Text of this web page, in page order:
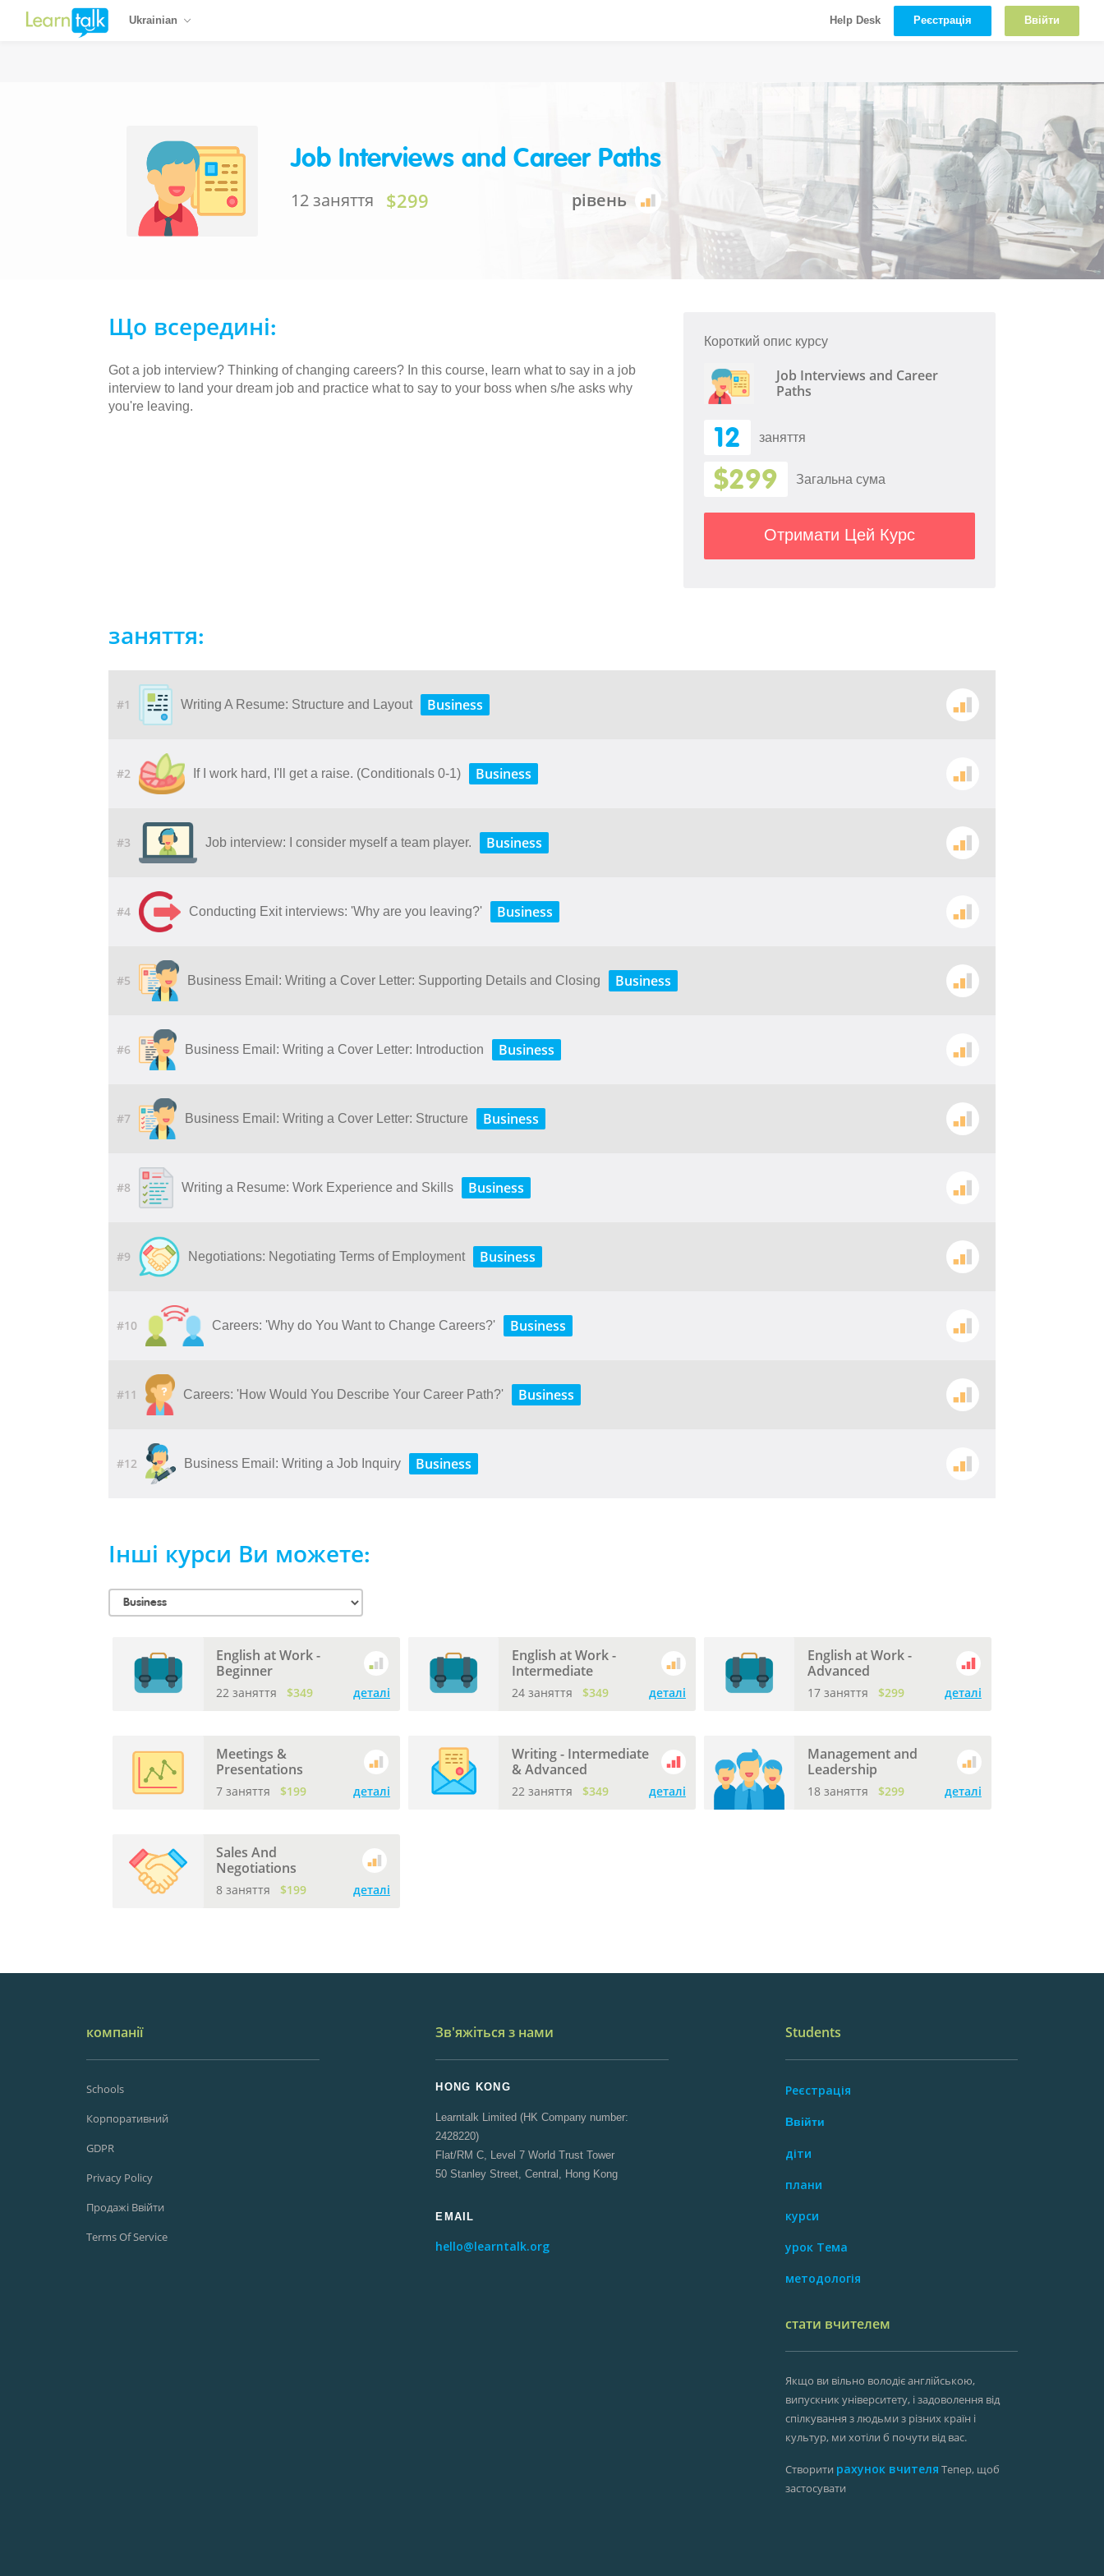
Ukrainian Help Desk Реєстрація Ввійти
Job Interviews and Career Paths
12 заняття $299 рівень
Що всередині:
Got a job interview? Thinking of changing careers? In this course, learn what to say in a job
interview to land your dream job and practice what to say to your boss when s/he asks why
you're leaving.
Короткий опис курсу
Job Interviews and Career
Paths
12 заняття
$299 Загальна сума
Отримати Цей Курс
заняття:
#1 Writing A Resume: Structure and Layout Business
#2 If I work hard, I'll get a raise. (Conditionals 0-1) Business
#3 Job interview: I consider myself a team player. Business
#4 Conducting Exit interviews: 'Why are you leaving?' Business
#5 Business Email: Writing a Cover Letter: Supporting Details and Closing Business
#6 Business Email: Writing a Cover Letter: Introduction Business
#7 Business Email: Writing a Cover Letter: Structure Business
#8 Writing a Resume: Work Experience and Skills Business
#9 Negotiations: Negotiating Terms of Employment Business
#10 Careers: 'Why do You Want to Change Careers?' Business
#11 Careers: 'How Would You Describe Your Career Path?' Business
#12 Business Email: Writing a Job Inquiry Business
Інші курси Ви можете:
English at Work -
Beginner
22 заняття $349 деталі
English at Work -
Intermediate
24 заняття $349 деталі
English at Work -
Advanced
17 заняття $299 деталі
Meetings &
Presentations
7 заняття $199 деталі
Writing - Intermediate
& Advanced
22 заняття $349 деталі
Management and
Leadership
18 заняття $299 деталі
Sales And
Negotiations
8 заняття $199 деталі
компанії
Schools
Корпоративний
GDPR
Privacy Policy
Продажі Ввійти
Terms Of Service
Зв'яжіться з нами
HONG KONG
Learntalk Limited (HK Company number:
2428220)
Flat/RM C, Level 7 World Trust Tower
50 Stanley Street, Central, Hong Kong
EMAIL
hello@learntalk.org
Students
Реєстрація
Ввійти
діти
плани
курси
урок Тема
методологія
стати вчителем
Якщо ви вільно володіє англійською,
випускник університету, і задоволення від
спілкування з людьми з різних країн і
культур, ми хотіли б почути від вас.
Створити рахунок вчителя Тепер, щоб
застосувати